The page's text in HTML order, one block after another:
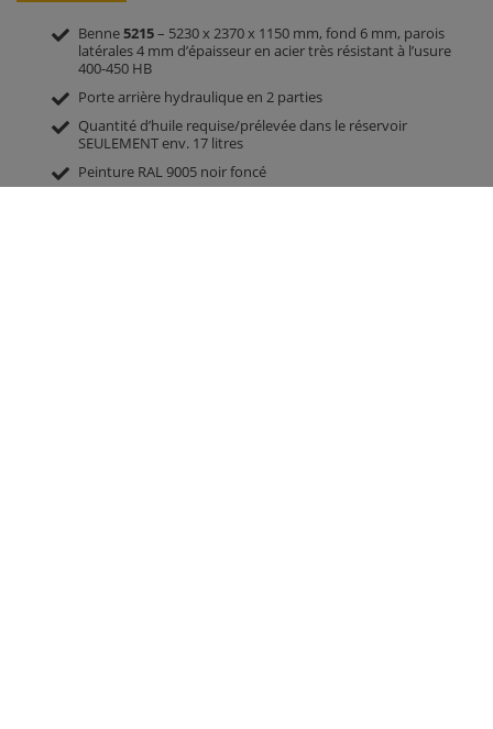
Benne5215– 5230 x 2370 x 1150 mm, fond 6 mm, parois
latérales 4 mm d’épaisseur en acier très résistant à l’usure
400-450 HB
Porte arrière hydraulique en 2 parties
Quantité d’huile requise/prélevée dans le réservoir
SEULEMENT env. 17 litres
Peinture RAL 9005 noir foncé